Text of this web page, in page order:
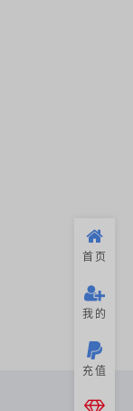
首页
我的
充值